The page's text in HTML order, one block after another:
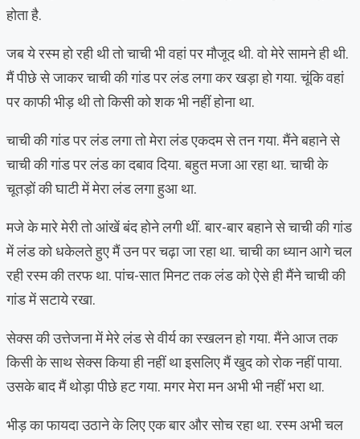
होता है.
जब ये रस्म हो रही थी तो चाची भी वहां पर मौजूद थी. वो मेरे सामने ही थी.
मैं पीछे से जाकर चाची की गांड पर लंड लगा कर खड़ा हो गया. चूंकि वहां
पर काफी भीड़ थी तो किसी को शक भी नहीं होना था.
चाची की गांड पर लंड लगा तो मेरा लंड एकदम से तन गया. मैंने बहाने से
चाची की गांड पर लंड का दबाव दिया. बहुत मजा आ रहा था. चाची के
चूतड़ों की घाटी में मेरा लंड लगा हुआ था.
मजे के मारे मेरी तो आंखें बंद होने लगी थीं. बार-बार बहाने से चाची की गांड
में लंड को धकेलते हुए मैं उन पर चढ़ा जा रहा था. चाची का ध्यान आगे चल
रही रस्म की तरफ था. पांच-सात मिनट तक लंड को ऐसे ही मैंने चाची की
गांड में सटाये रखा.
सेक्स की उत्तेजना में मेरे लंड से वीर्य का स्खलन हो गया. मैंने आज तक
किसी के साथ सेक्स किया ही नहीं था इसलिए मैं खुद को रोक नहीं पाया.
उसके बाद मैं थोड़ा पीछे हट गया. मगर मेरा मन अभी भी नहीं भरा था.
भीड़ का फायदा उठाने के लिए एक बार और सोच रहा था. रस्म अभी चल